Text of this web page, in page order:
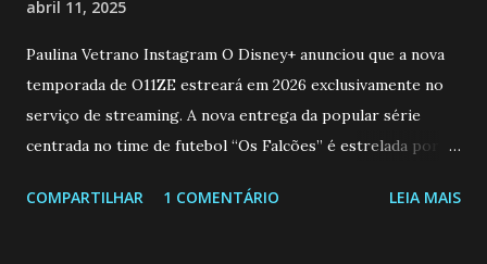
abril 11, 2025
Paulina Vetrano Instagram O Disney+ anunciou que a nova
temporada de O11ZE estreará em 2026 exclusivamente no
serviço de streaming. A nova entrega da popular série
centrada no time de futebol “Os Falcões” é estrelada por
Brum (Dedé), que voltam a interpretar seus personagens
COMPARTILHAR 1 COMENTÁRIO LEIA MAIS